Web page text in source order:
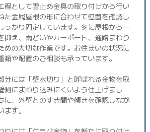
程として雪止め金具の取り付けから行い
た金属屋根の形に合わせて位置を確認し
っかり固定しています。冬に屋根から一
抑え、雨どいやカーポート、通路まわり
めの大切な作業です。お住まいの状況に
類や配置のご相談も承っています。
分には「壁水切り」と呼ばれる金物を取
側にまわり込みにくいよう仕上げまし
に、外壁とのすき間や傾きを確認しなが
す。